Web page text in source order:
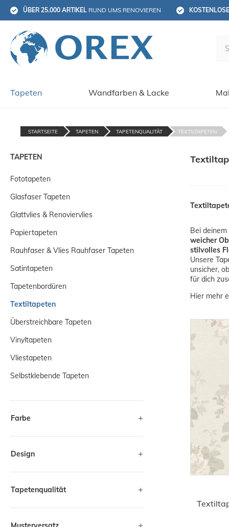
ÜBER 25.000 ARTIKEL RUND UMS RENOVIEREN
Tapeten Wandfarben & Lacke
STARTSEITE TAPETEN TAPETENQUALITÄT TEXTILTAPETEN
TAPETEN
Tapetenbordüren
Fototapeten
Papiertapeten
Satintapeten
Textiltapeten
Überstreichbare Tapeten
Vinyltapeten
Vliestapeten
Rauhfaser & Vlies Rauhfaser Tapeten
Glattvlies & Renoviervlies
Glasfaser Tapeten
Selbstklebende Tapeten
Farbe
Design
Tapetenqualität
Bei
weicher
stilvolles
Unsere
unsicher,
für dich
Hier mehr